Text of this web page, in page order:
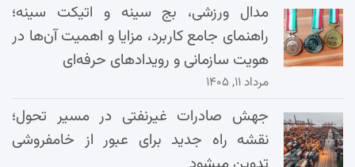
مدال ورزشی، بج سینه و اتیکت سینه؛
راهنمای جامع کاربرد، مزایا و اهمیت آن‌ها در
هویت سازمانی و رویدادهای حرفه‌ای
مرداد ۱۱, ۱۴۰۵
جهش صادرات غیرنفتی در مسیر تحول؛
نقشه راه جدید برای عبور از خامفروشی